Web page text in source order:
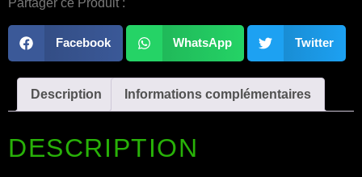
Partager ce Produit :
Facebook WhatsApp Twitter
Description Informations complémentaires
DESCRIPTION